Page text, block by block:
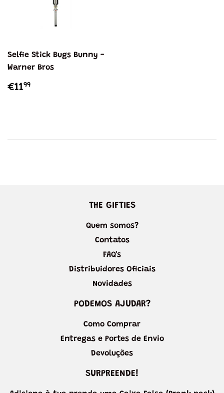
Selfie Stick Bugs Bunny -
Warner Bros
PREÇO
€1199
THE GIFTIES
Quem somos?
Contatos
FAQ's
Distribuidores Oficiais
Novidades
PODEMOS AJUDAR?
Como Comprar
Entregas e Portes de Envio
Devoluções
SURPREENDE!